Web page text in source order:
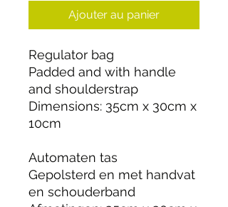
Ajouter au panier
Regulator bag
Padded and with handle
and shoulderstrap
Dimensions: 35cm x 30cm x
10cm
Automaten tas
Gepolsterd en met handvat
en schouderband